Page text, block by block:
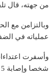
من جهته، قال
عملياته في
شخصا وإصابة 5 آلاف و300 جريح.